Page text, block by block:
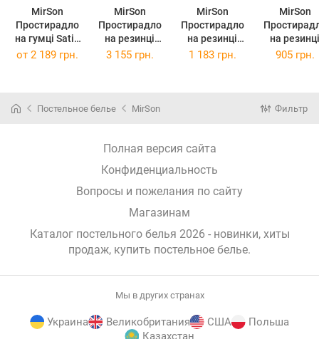
MirSon
Простирадло
на гумці Satin
ELIT Graphite
MirSon
Простирадло
на резинці
махрове 19-
MirSon
Простирадло
на резинці
махрове 19-
MirSon
на резинці
от 2 189 грн. 3 155 грн. 1 183 грн. 905 грн.
Постельное белье MirSon Фильтр
Полная версия сайта
Конфиденциальность
Вопросы и пожелания по сайту
Магазинам
Каталог постельного белья 2026 - новинки, хиты
продаж, купить постельное белье.
Мы в других странах
Украина Великобритания США
Польша
Казахстан